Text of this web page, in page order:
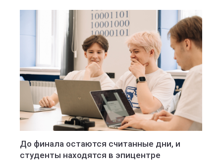
До финала остаются считанные дни, и
студенты находятся в эпицентре